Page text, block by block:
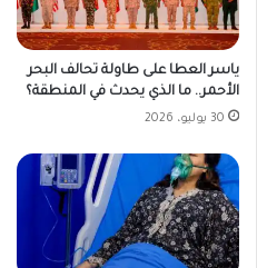
ياسر العطا على طاولة تحالف البحر
الأحمر.. ما الذي يحدث في المنطقة؟
30 يوليو، 2026